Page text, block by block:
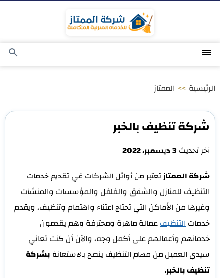
المحتوى
القائمة
بحث
الرئيسية >> الممتاز
شركة تنظيف بالخبر
آخر تحديث 3 ديسمبر، 2022
شركة الممتازتعتبر من أوائل الشركات في تقديم خدمات
التنظيف للمنازل والشقق والفلفل والمؤسسات والمنشآت
وغيرها من الأماكن التي تحتاج اعتناء واهتمام وتنظيف، ويقدم
خدماتالتنظيفعمالة ماهرة ومحترفة وهم يقدمون
خدماتهم وأعمالهم على أكمل وجه، والآن أن كنت تعاني
سيدي العميل من مهام التنظيف ينصح بالاستعانة بشركة
تنظيف بالخبر.